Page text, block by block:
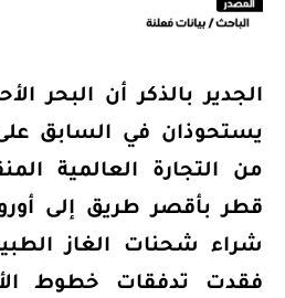
الجدير بالذكر أن البحر
من التجارة العالمية
قطر بأقصر طريق إلى
شراء شحنات الغاز
فقدت تدفقات خطوط